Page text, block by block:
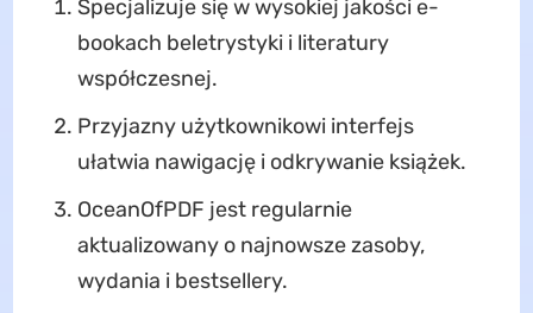
Specjalizuje się w wysokiej jakości e-
bookach beletrystyki i literatury
współczesnej.
Przyjazny użytkownikowi interfejs
ułatwia nawigację i odkrywanie książek.
OceanOfPDF jest regularnie
aktualizowany o najnowsze zasoby,
wydania i bestsellery.